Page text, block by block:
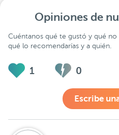
Opiniones de
Cuéntanos qué te gustó y qué
qué lo recomendarías y a quién.
1 0
Escribe